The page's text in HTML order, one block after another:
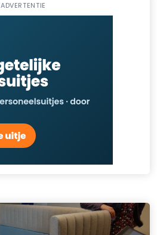
ADVERTENTIE